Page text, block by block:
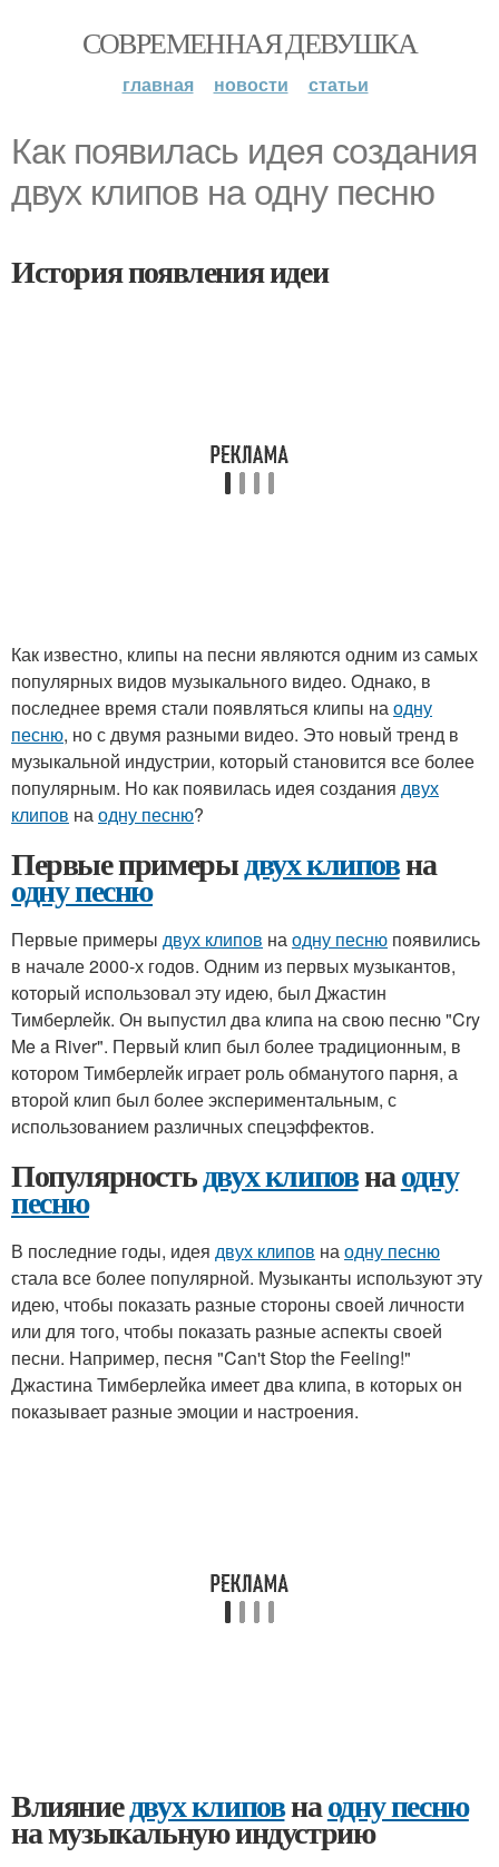
СОВРЕМЕННАЯ ДЕВУШКА
главная новости статьи
Как появилась идея создания
двух клипов на одну песню
История появления идеи
Как известно, клипы на песни являются одним из самых
популярных видов музыкального видео. Однако, в
последнее время стали появляться клипы наодну
песню, но с двумя разными видео. Это новый тренд в
музыкальной индустрии, который становится все более
популярным. Но как появилась идея создания двух
клипов наодну песню?
Первые примерыдвух клиповна
одну песню
Первые примеры двух клипов наодну песню появились
в начале 2000-х годов. Одним из первых музыкантов,
который использовал эту идею, был Джастин
Тимберлейк. Он выпустил два клипа на свою песню "Cry
Me a River". Первый клип был более традиционным, в
котором Тимберлейк играет роль обманутого парня, а
второй клип был более экспериментальным, с
использованием различных спецэффектов.
Популярностьдвух клиповнаодну
песню
В последние годы, идея двух клипов наодну песню
стала все более популярной. Музыканты используют эту
идею, чтобы показать разные стороны своей личности
или для того, чтобы показать разные аспекты своей
песни. Например, песня "Can't Stop the Feeling!"
Джастина Тимберлейка имеет два клипа, в которых он
показывает разные эмоции и настроения.
Влияниедвух клиповнаодну песню
на музыкальную индустрию